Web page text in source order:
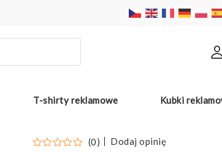
T-shirty reklamowe Kubki
(0) Dodaj opinię